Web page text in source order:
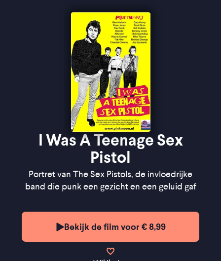
I Was A Teenage Sex
Pistol
Portret van The Sex Pistols, de invloedrijke
band die punk een gezicht en een geluid gaf
Bekijk de film voor € 8,99